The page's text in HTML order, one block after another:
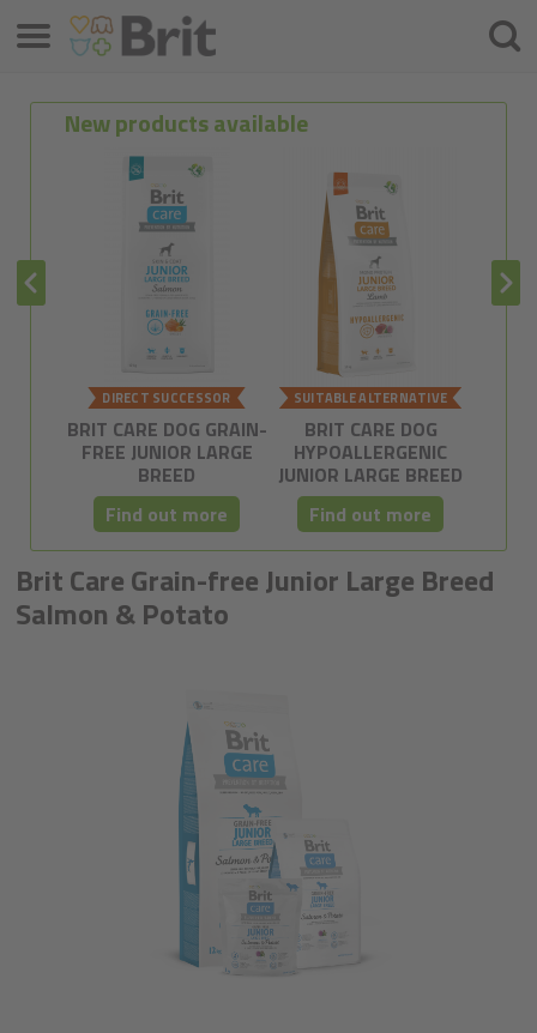
New products available
DIRECT SUCCESSOR
BRIT CARE DOG GRAIN-
FREE JUNIOR LARGE
BREED
Find out more
SUITABLE ALTERNATIVE
BRIT CARE DOG
HYPOALLERGENIC
JUNIOR LARGE BREED
Find out more
Brit Care Grain-free Junior Large Breed
Salmon & Potato
Hae
Valikko